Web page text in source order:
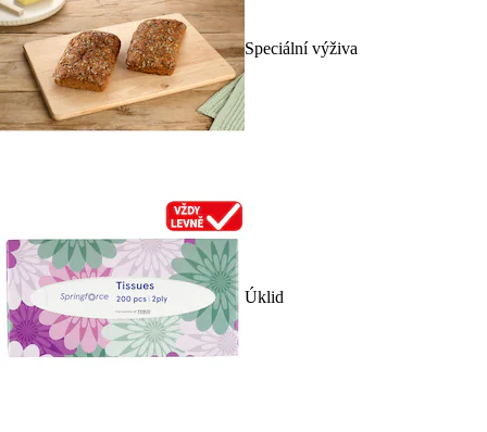
Speciální výživa
Úklid